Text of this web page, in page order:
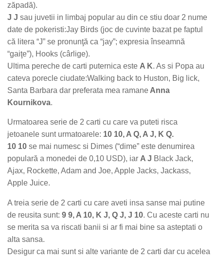
zăpadă).
J J sau juvetii in limbaj popular au din ce stiu doar 2 nume
date de pokeristi:Jay Birds (joc de cuvinte bazat pe faptul
că litera “J” se pronunţă ca “jay”; expresia înseamnă
“gaiţe”), Hooks (cârlige).
Ultima pereche de carti puternica este A K. As si Popa au
cateva porecle ciudate:Walking back to Huston, Big lick,
Santa Barbara dar preferata mea ramane Anna
Kournikova.
Urmatoarea serie de 2 carti cu care va puteti risca
jetoanele sunt urmatoarele: 10 10, A Q, A J, K Q.
10 10 se mai numesc si Dimes (“dime” este denumirea
populară a monedei de 0,10 USD), iar A J Black Jack,
Ajax, Rockette, Adam and Joe, Apple Jacks, Jackass,
Apple Juice.
A treia serie de 2 carti cu care aveti insa sanse mai putine
de reusita sunt: 9 9, A 10, K J, Q J, J 10. Cu aceste carti nu
se merita sa va riscati banii si ar fi mai bine sa asteptati o
alta sansa.
Desigur ca mai sunt si alte variante de 2 carti dar cu acelea